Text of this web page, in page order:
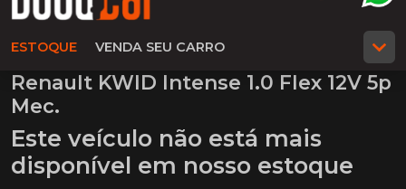
ESTOQUE VENDA SEU CARRO
Renault KWID Intense 1.0 Flex 12V 5p
Mec.
Este veículo não está mais
disponível em nosso estoque